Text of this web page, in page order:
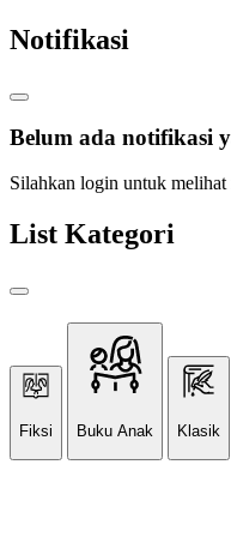
Notifikasi
Belum ada notifikasi
Silahkan login untuk
List Kategori
Fiksi Buku Anak Klasik